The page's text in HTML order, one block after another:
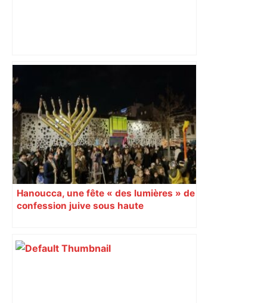
Top 14: comment Perpignan a une
nouvelle fois fait tomber Toulouse? –
RMC Sport
Hanoucca, une fête « des lumières » de
confession juive sous haute
Labège, près de Toulouse